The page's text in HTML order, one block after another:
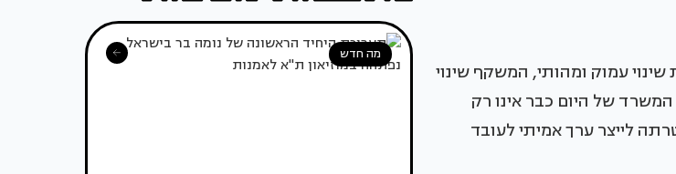
עמוק ומהותי, המשקף שינוי
המשרד של היום כבר אינו רק
לייצר ערך אמיתי לעובד
מה חדש